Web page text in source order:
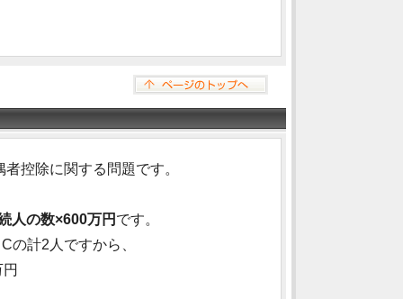
控除に関する問題です。
人の数×600万円 です。
の計2人ですから、